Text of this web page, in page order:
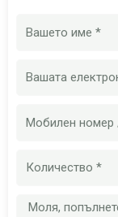
Съобщение